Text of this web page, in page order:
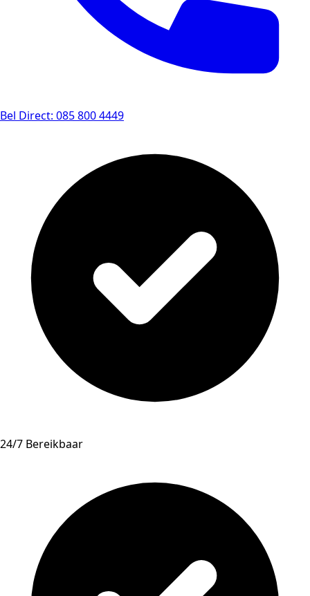
Bel Direct: 085 800 4449
24/7 Bereikbaar